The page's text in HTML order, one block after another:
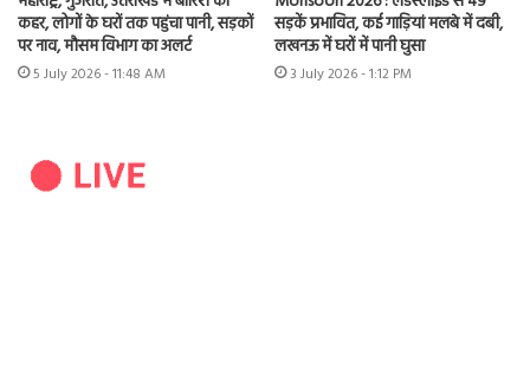
कहर, लोगों के घरों तक पहुंचा पानी, सड़कों
पर नाव, मौसम विभाग का अलर्ट
5 July 2026 - 11:48 AM
सड़कें प्रभावित, कई गाड़ियां मलबे में दबी,
लखनऊ में घरों में पानी घुसा
3 July 2026 - 1:12 PM